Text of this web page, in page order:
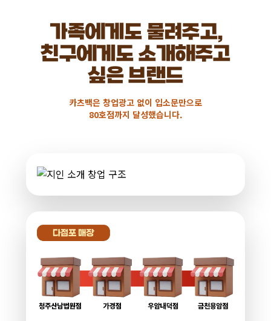
가족에게도 물려주고,
친구에게도 소개해주고
싶은 브랜드
카츠백은 창업광고 없이 입소문만으로
80호점까지 달성했습니다.